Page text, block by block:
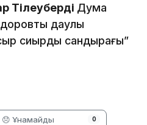
Тілеуберді Дума
даулы
сиырдың сандырағы”
😞 Ұнамайды 0